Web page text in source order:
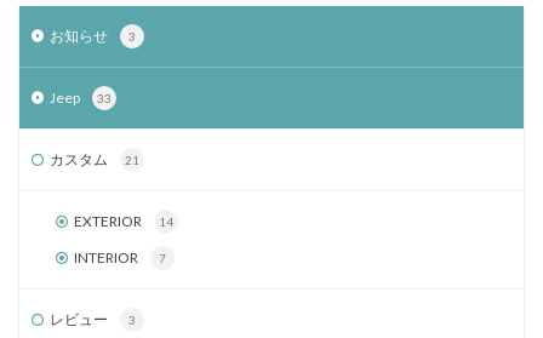
お知らせ 3
Jeep 33
カスタム 21
EXTERIOR 14
INTERIOR 7
レビュー 3